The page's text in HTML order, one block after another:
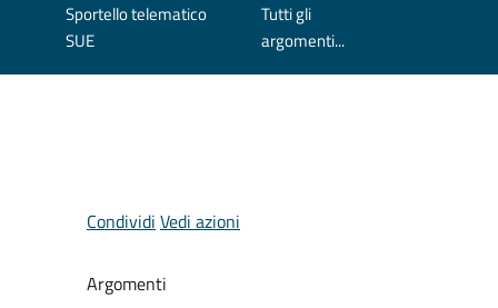
Sportello telematico
SUE
Tutti gli
argomenti...
Condividi Vedi azioni
Argomenti